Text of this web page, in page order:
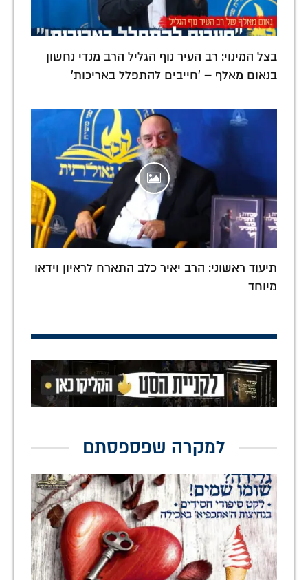
בצל המינוי: רב העיר נוף הגליל הרב מנדי נחשון
בנאום מאלף – 'חייבים להתפלל באריכות'
תיעוד ראשוני: הרב יאיר כלב התארח לראיון וידאו
מיוחד
למקרה שפספסתם